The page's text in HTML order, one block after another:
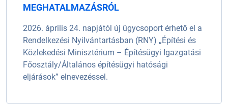
MEGHATALMAZÁSRÓL
2026. április 24. napjától új ügycsoport érhető el a
Rendelkezési Nyilvántartásban (RNY) „Építési és
Közlekedési Minisztérium – Építésügyi Igazgatási
Főosztály/Általános építésügyi hatósági
eljárások” elnevezéssel.